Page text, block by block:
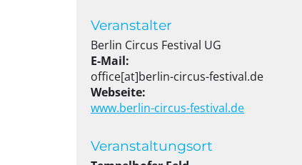
Veranstalter
Berlin Circus Festival UG
E-Mail:
office[at]berlin-circus-festival.de
Webseite:
www.berlin-circus-festival.de
Veranstaltungsort